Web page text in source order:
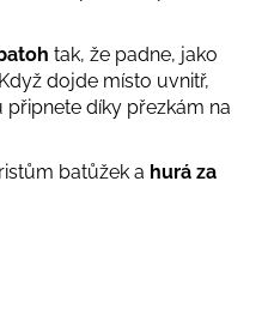
tak, že padne, jako
dojde místo uvnitř,
díky přezkám na
batůžek a hurá za